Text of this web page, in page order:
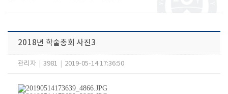
2018년 학술총회 사진3
관리자 3981 2019-05-14 17:36:50